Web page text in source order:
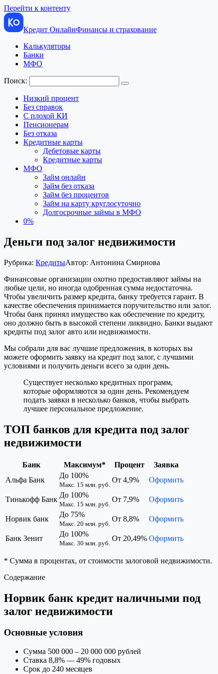
Перейти к контенту
Кредит ОнлайнФинансы и страхование
Калькуляторы
Банки
МФО
Поиск:
Низкий процент
Без справок
С плохой КИ
Пенсионерам
Без отказа
Кредитные карты
Дебетовые карты
Кредитные карты
МФО
Займ онлайн
Займ без отказа
Займ без процентов
Займ на карту круглосуточно
Долгосрочные займы в МФО
0%
Деньги под залог недвижимости
Рубрика: КредитыАвтор: Антонина Смирнова
Финансовые организации охотно предоставляют займы на
любые цели, но иногда одобренная сумма недостаточна.
Чтобы увеличить размер кредита, банку требуется гарант. В
качестве обеспечения принимается поручительство или залог.
Чтобы банк принял имущество как обеспечение по кредиту,
оно должно быть в высокой степени ликвидно. Банки выдают
кредиты под залог авто или недвижимости.
Мы собрали для вас лучшие предложения, в которых вы
можете оформить заявку на кредит под залог, с лучшими
условиями и получить деньги всего за один день.
Существует несколько кредитных программ,
которые оформляются за один день. Рекомендуем
подать заявки в несколько банков, чтобы выбрать
лучшее персональное предложение.
ТОП банков для кредита под залог
недвижимости
Банк Максимум* Процент
Заявка
Альфа Банк
До 100%
Макс. 15 млн. руб.
От 4,9% Оформить
Тинькофф Банк
До 100%
Макс. 15 млн. руб.
От 7,9% Оформить
Норвик банк
До 75%
Макс. 20 млн. руб.
От 8,8% Оформить
Банк Зенит
До 100%
Макс. 30 млн. руб.
От 20,49% Оформить
* Сумма в процентах, от стоимости залоговой недвижимости.
Содержание
Норвик банк кредит наличными под
залог недвижимости
Основные условия
Сумма 500 000 – 20 000 000 рублей
Ставка 8,8% — 49% годовых
Срок до 240 месяцев